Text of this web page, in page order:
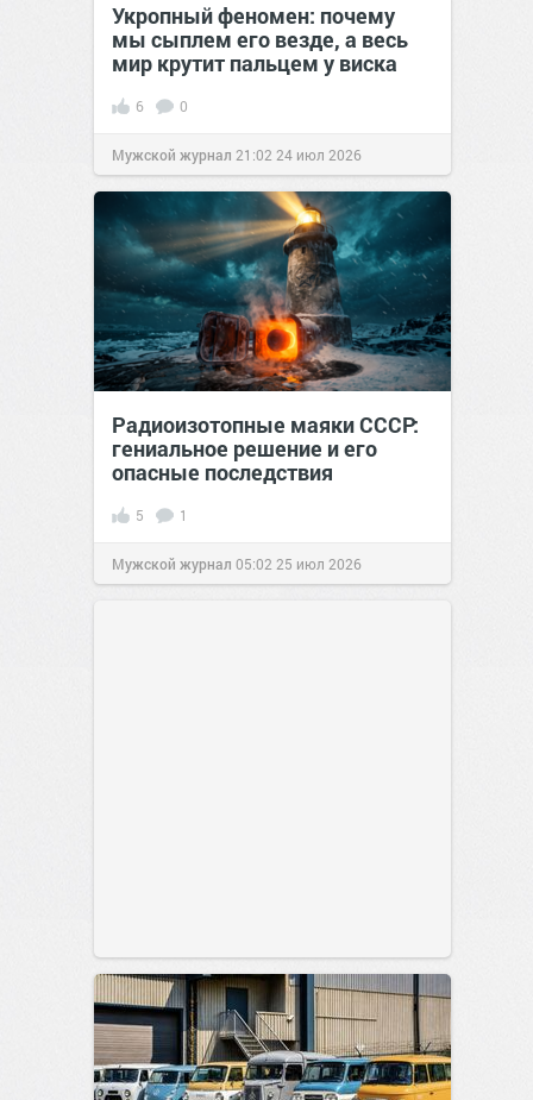
Укропный феномен: почему
мы сыплем его везде, а весь
мир крутит пальцем у виска
6 0
Мужской журнал 21:02 24 июл 2026
Радиоизотопные маяки СССР:
гениальное решение и его
опасные последствия
5 1
Мужской журнал 05:02 25 июл 2026